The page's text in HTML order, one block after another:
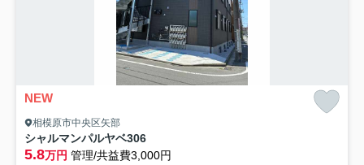
NEW
相模原市中央区矢部
シャルマンパルヤベ306
5.8万円 管理/共益費3,000円